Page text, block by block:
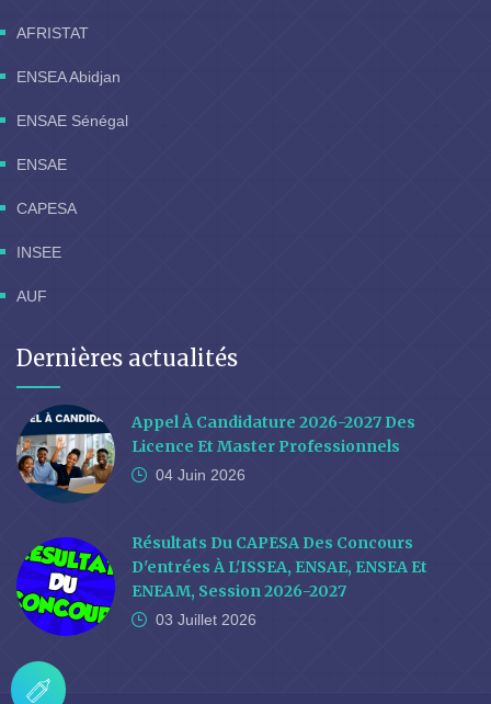
AFRISTAT
ENSEA Abidjan
ENSAE Sénégal
ENSAE
CAPESA
INSEE
AUF
Dernières actualités
Appel À Candidature 2026-2027 Des
Licence Et Master Professionnels
04 Juin 2026
Résultats Du CAPESA Des Concours
D'entrées À L'ISSEA, ENSAE, ENSEA Et
ENEAM, Session 2026-2027
03 Juillet 2026